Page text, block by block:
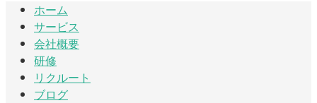
ホーム
サービス
会社概要
研修
リクルート
ブログ